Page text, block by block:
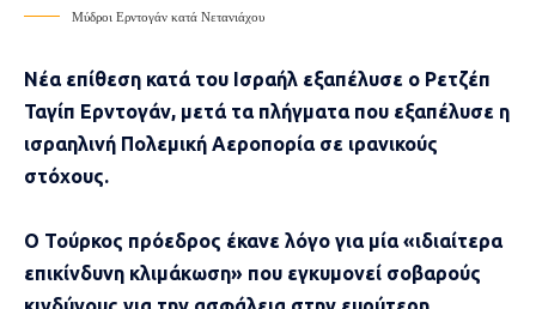
Μύδροι Ερντογάν κατά Νετανιάχου
Νέα επίθεση κατά του Ισραήλ εξαπέλυσε ο Ρετζέπ
Ταγίπ Ερντογάν, μετά τα πλήγματα που εξαπέλυσε η
ισραηλινή Πολεμική Αεροπορία σε ιρανικούς
στόχους.
Ο Τούρκος πρόεδρος έκανε λόγο για μία «ιδιαίτερα
επικίνδυνη κλιμάκωση» που εγκυμονεί σοβαρούς